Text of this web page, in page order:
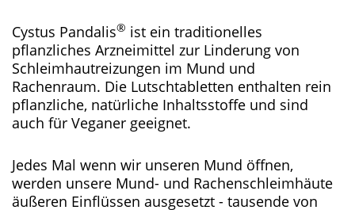
Cystus Pandalis® ist ein traditionelles
pflanzliches Arzneimittel zur Linderung von
Schleimhautreizungen im Mund und
Rachenraum. Die Lutschtabletten enthalten rein
pflanzliche, natürliche Inhaltsstoffe und sind
auch für Veganer geeignet.
Jedes Mal wenn wir unseren Mund öffnen,
werden unsere Mund- und Rachenschleimhäute
äußeren Einflüssen ausgesetzt - tausende von